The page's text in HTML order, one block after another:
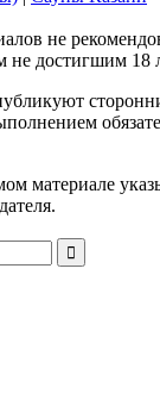
не
не достигшим 18
материале